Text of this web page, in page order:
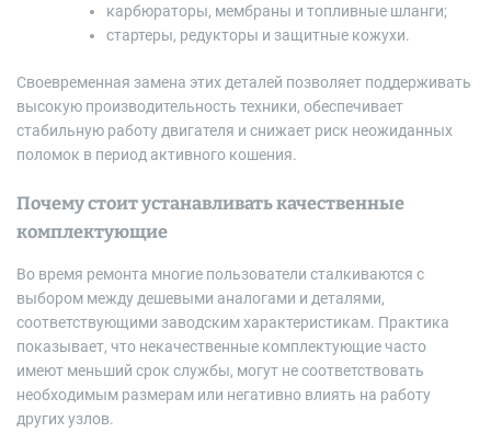
карбюраторы, мембраны и топливные шланги;
стартеры, редукторы и защитные кожухи.
Своевременная замена этих деталей позволяет поддерживать
высокую производительность техники, обеспечивает
стабильную работу двигателя и снижает риск неожиданных
поломок в период активного кошения.
Почему стоит устанавливать качественные
комплектующие
Во время ремонта многие пользователи сталкиваются с
выбором между дешевыми аналогами и деталями,
соответствующими заводским характеристикам. Практика
показывает, что некачественные комплектующие часто
имеют меньший срок службы, могут не соответствовать
необходимым размерам или негативно влиять на работу
других узлов.